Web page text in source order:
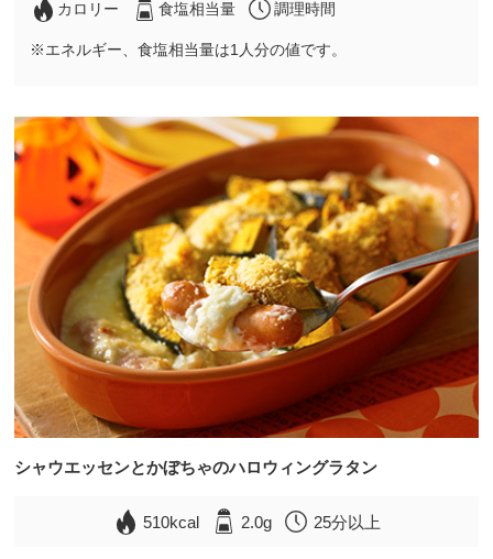
カロリー 食塩相当量 調理時間
※エネルギー、食塩相当量は1人分の値です。
シャウエッセンとかぼちゃのハロウィングラタン
510kcal 2.0g 25分以上